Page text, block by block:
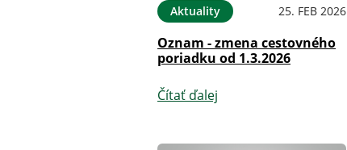
Aktuality 25. FEB 2026
Oznam - zmena cestovného
poriadku od 1.3.2026
Čítať ďalej